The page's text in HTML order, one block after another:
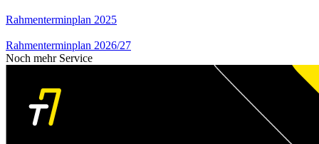
Rahmenterminplan 2025
Rahmenterminplan 2026/27
Noch mehr Service